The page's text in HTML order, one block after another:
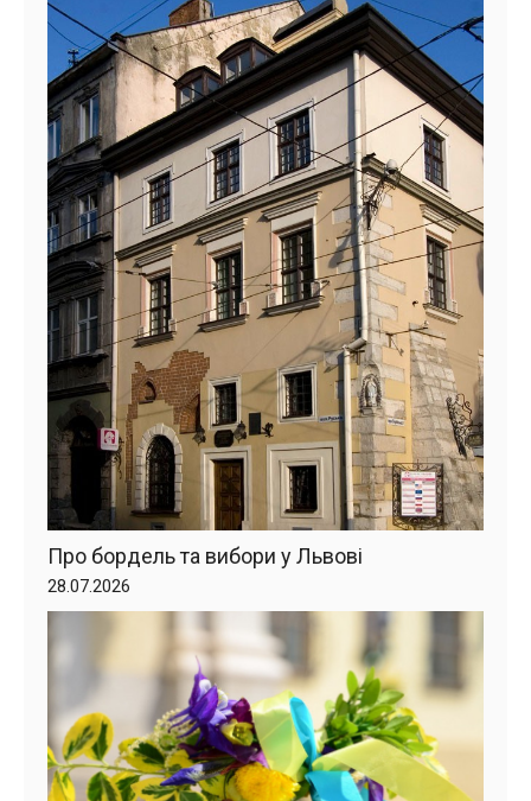
Про бордель та вибори у Львові
28.07.2026